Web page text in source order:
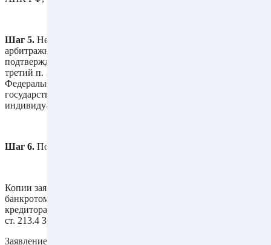
Шаг 5. Не ранее чем за 5 рабочих дней до даты подачи в
арбитражный суд получить выписку из ЕГРИП,
подтверждающую регистрацию гражданина как ИП (абз.
третий п. 3 ст. 213.4 Закона о банкротстве, п. 2 ст. 6
Федерального закона от 08.08.2001 N 129-ФЗ "О
государственной регистрации юридических лиц и
индивидуальных предпринимателей").
Шаг 6. Подать заявление в арбитражный суд.
Копии заявления гражданина - ИП о признании его
банкротом не подлежат направлению конкурсным
кредиторам, в уполномоченные органы, иным лицам (п. 2.1
ст. 213.4 Закона о банкротстве).
Заявление о банкротстве ИП подается в арбитражный суд по